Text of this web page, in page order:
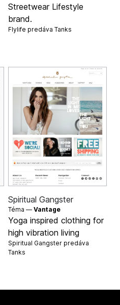
Streetwear Lifestyle
brand.
Flylife predáva Tanks
Spiritual Gangster
Téma — Vantage
Yoga inspired clothing for
high vibration living
Spiritual Gangster predáva
Tanks